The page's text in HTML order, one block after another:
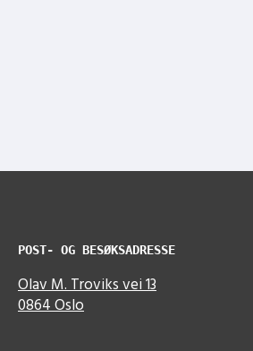
POST- OG BESØKSADRESSE
Olav M. Troviks vei 13
0864 Oslo